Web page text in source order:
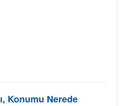
Konumu Nerede